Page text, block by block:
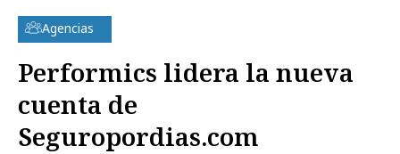
Agencias
Performics lidera la nueva
cuenta de
Seguropordias.com